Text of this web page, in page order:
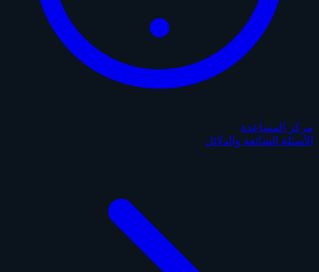
مركز المساعدة
الأسئلة الشائعة والدلائل